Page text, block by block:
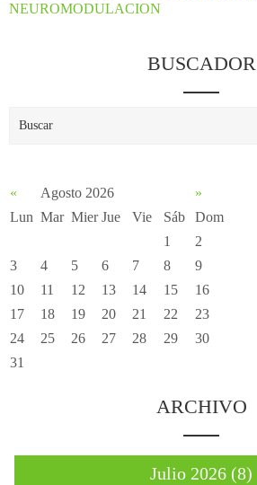
NEUROMODULACION
BUSCADOR
« Agosto 2026
»
Lun Mar Mier Jue Vie Sáb
Dom
1
2
3
4 5 6 7 8
9
10
11 12 13 14 15
16
17
18 19 20 21 22
23
24
25 26 27 28 29
30
31
ARCHIVO
Julio 2026 (8)